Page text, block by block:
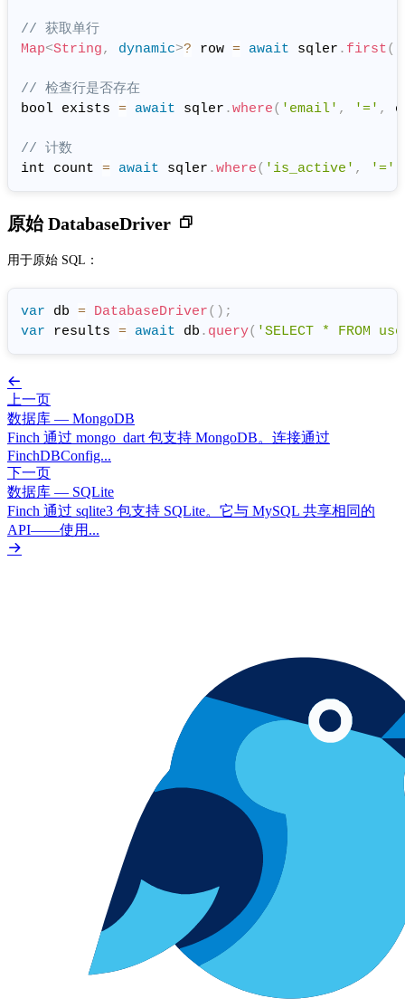
// 获取单行
Map<String, dynamic>? row = await sqler . first(
// 检查行是否存在
bool exists = await sqler .where( 'email' , '=' ,
// 计数
int count = await sqler .where( 'is_active' , '='
原始 DatabaseDriver
用于原始 SQL：
var db = DatabaseDriver( ) ;
var results = await db . query( 'SELECT * FROM
上一页
数据库 — MongoDB
Finch 通过 mongo_dart 包支持 MongoDB。连接通过
FinchDBConfig...
下一页
数据库 — SQLite
Finch 通过 sqlite3 包支持 SQLite。它与 MySQL 共享相同的
API——使用...